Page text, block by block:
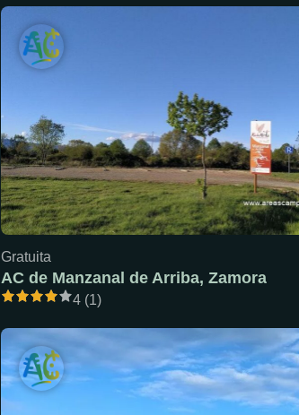
Gratuita
AC de Manzanal de Arriba, Zamora
4 (1)